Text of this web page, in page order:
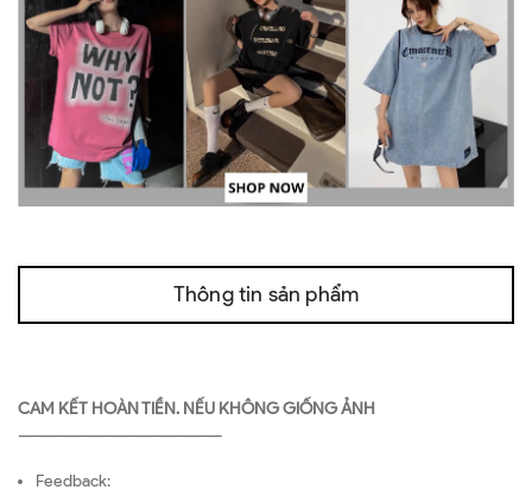
Thông tin sản phẩm
CAM KẾT HOÀN TIỀN. NẾU KHÔNG GIỐNG ẢNH
—————————————————
Feedback: